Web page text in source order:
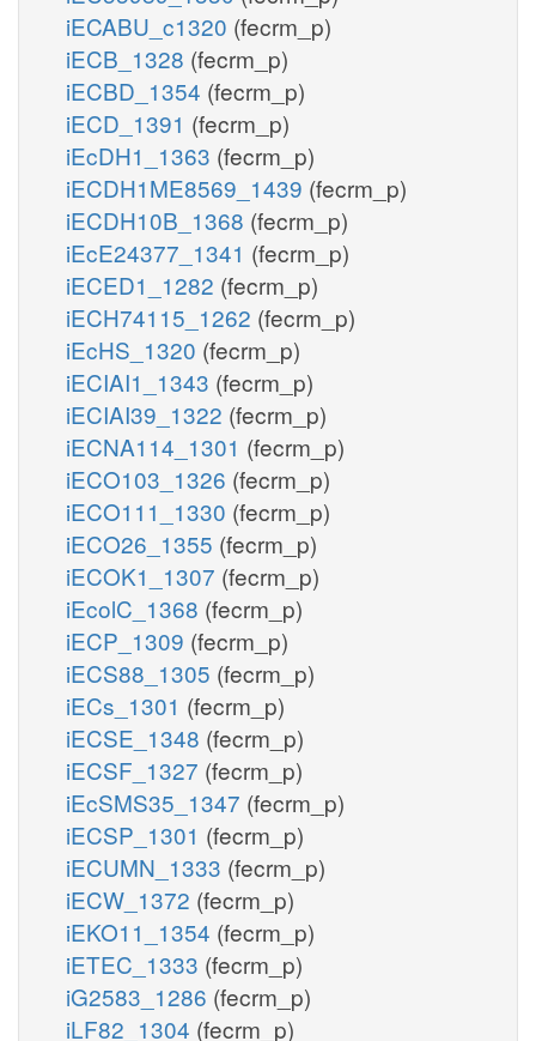
iECABU_c1320 (fecrm_p)
iECB_1328 (fecrm_p)
iECBD_1354 (fecrm_p)
iECD_1391 (fecrm_p)
iEcDH1_1363 (fecrm_p)
iECDH1ME8569_1439 (fecrm_p)
iECDH10B_1368 (fecrm_p)
iEcE24377_1341 (fecrm_p)
iECED1_1282 (fecrm_p)
iECH74115_1262 (fecrm_p)
iEcHS_1320 (fecrm_p)
iECIAI1_1343 (fecrm_p)
iECIAI39_1322 (fecrm_p)
iECNA114_1301 (fecrm_p)
iECO103_1326 (fecrm_p)
iECO111_1330 (fecrm_p)
iECO26_1355 (fecrm_p)
iECOK1_1307 (fecrm_p)
iEcolC_1368 (fecrm_p)
iECP_1309 (fecrm_p)
iECS88_1305 (fecrm_p)
iECs_1301 (fecrm_p)
iECSE_1348 (fecrm_p)
iECSF_1327 (fecrm_p)
iEcSMS35_1347 (fecrm_p)
iECSP_1301 (fecrm_p)
iECUMN_1333 (fecrm_p)
iECW_1372 (fecrm_p)
iEKO11_1354 (fecrm_p)
iETEC_1333 (fecrm_p)
iG2583_1286 (fecrm_p)
iLF82_1304 (fecrm_p)